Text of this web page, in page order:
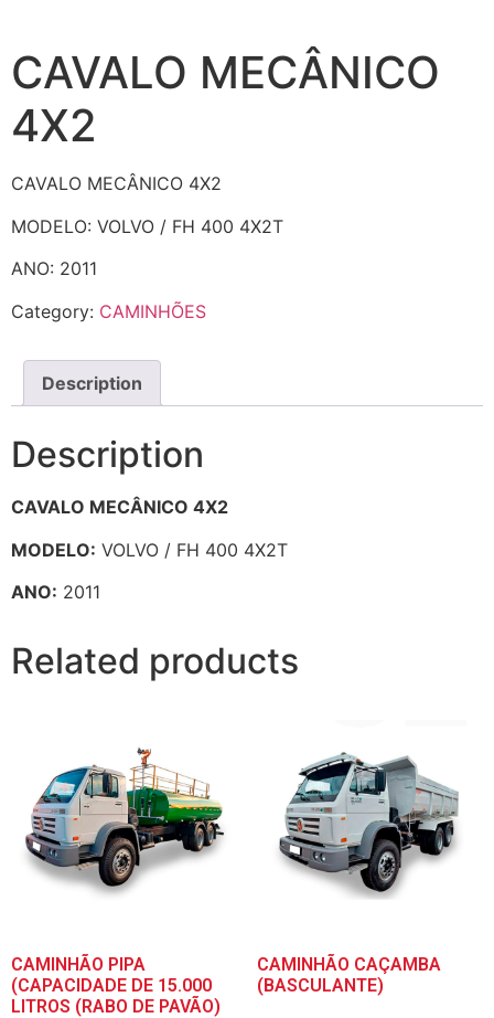
CAVALO MECÂNICO
4X2
CAVALO MECÂNICO 4X2
MODELO: VOLVO / FH 400 4X2T
ANO: 2011
Category: CAMINHÕES
Description
Description
CAVALO MECÂNICO 4X2
MODELO: VOLVO / FH 400 4X2T
ANO: 2011
Related products
CAMINHÃO PIPA
(CAPACIDADE DE 15.000
LITROS (RABO DE PAVÃO)
CAMINHÃO CAÇAMBA
(BASCULANTE)